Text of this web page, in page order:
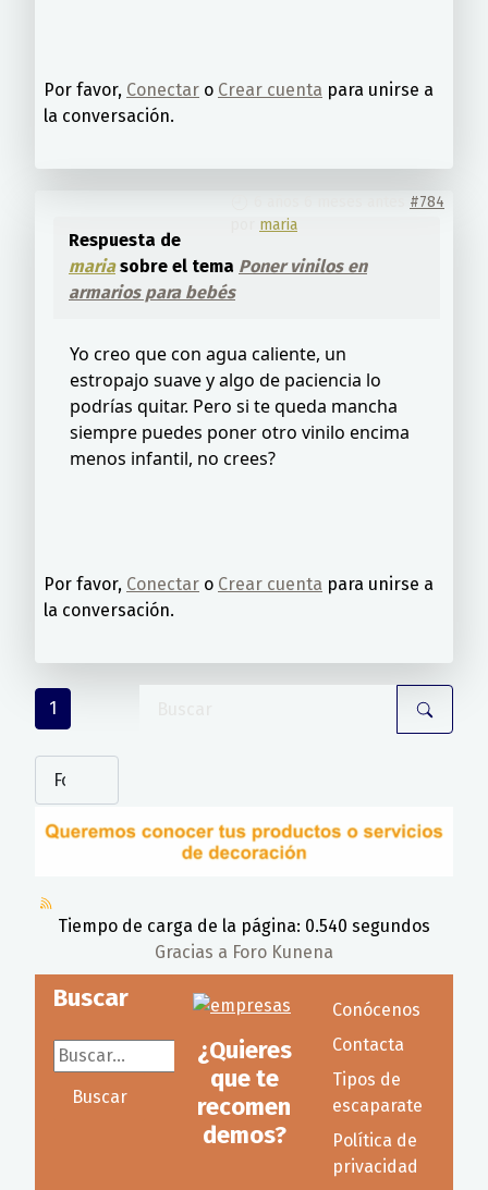
Por favor, Conectar o Crear cuenta para unirse a
la conversación.
#784
maria
Respuesta de
mariasobre el tema Poner vinilos en
armarios para bebés
Yo creo que con agua caliente, un
estropajo suave y algo de paciencia lo
podrías quitar. Pero si te queda mancha
siempre puedes poner otro vinilo encima
menos infantil, no crees?
Por favor, Conectar o Crear cuenta para unirse a
la conversación.
1
Tiempo de carga de la página: 0.540 segundos
Gracias a Foro Kunena
Buscar
Buscar...
Buscar
¿Quieres
que te
recomen
demos?
Conócenos
Contacta
Tipos de
escaparate
Política de
privacidad